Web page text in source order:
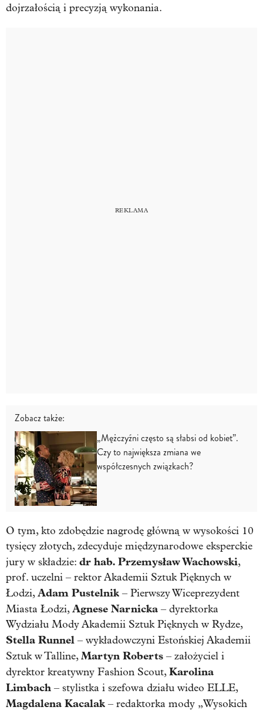
dojrzałością i precyzją wykonania.
Zobacz także:
„Mężczyźni często są słabsi od kobiet”.
Czy to największa zmiana we
współczesnych związkach?
O tym, kto zdobędzie nagrodę główną w wysokości 10
tysięcy złotych, zdecyduje międzynarodowe eksperckie
jury w składzie: dr hab. Przemysław Wachowski,
prof. uczelni – rektor Akademii Sztuk Pięknych w
Łodzi,Adam Pustelnik – Pierwszy Wiceprezydent
Miasta Łodzi,Agnese Narnicka – dyrektorka
Wydziału Mody Akademii Sztuk Pięknych w Rydze,
Stella Runnel – wykładowczyni Estońskiej Akademii
Sztuk w Talline,Martyn Roberts – założyciel i
dyrektor kreatywny Fashion Scout,Karolina
Limbach – stylistka i szefowa działu wideo ELLE,
Magdalena Kacalak – redaktorka mody „Wysokich